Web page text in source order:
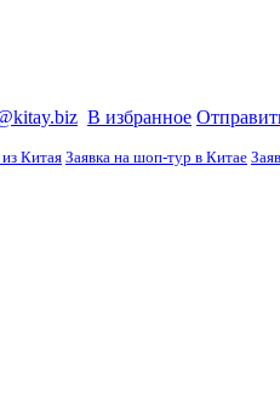
В избранное
из КитаяЗаявка на шоп-тур в Китае